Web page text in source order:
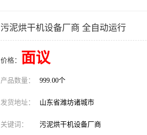
污泥烘干机设备厂商 全自动运行
价格： 面议
产品数量： 999.00个
发货地址： 山东省潍坊诸城市
关键词： 污泥烘干机设备厂商